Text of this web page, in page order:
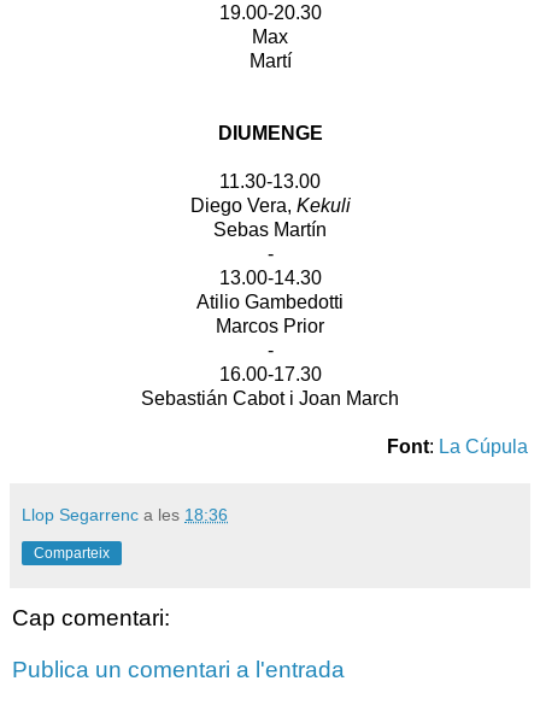
19.00-20.30
Max
Martí
DIUMENGE
11.30-13.00
Diego Vera, Kekuli
Sebas Martín
-
13.00-14.30
Atilio Gambedotti
Marcos Prior
-
16.00-17.30
Sebastián Cabot i Joan March
Font: La Cúpula
Llop Segarrenc a les 18:36
Comparteix
Cap comentari:
Publica un comentari a l'entrada